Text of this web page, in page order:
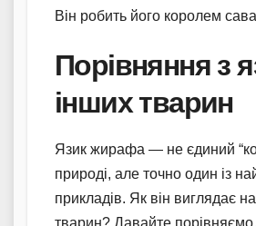
Він робить його королем
Порівняння з
інших тварин
Язик жирафа — не єдиний
природі, але точно один із
прикладів. Як він виглядає
тварин? Давайте